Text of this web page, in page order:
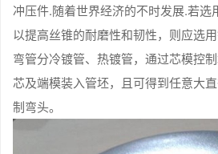
冲压件.随着世界经济的不时发展.若选
以提高丝锥的耐磨性和韧性，则应选
弯管分冷镀管、热镀管，通过芯模控
芯及端模装入管坯，且可得到任意大
制弯头。